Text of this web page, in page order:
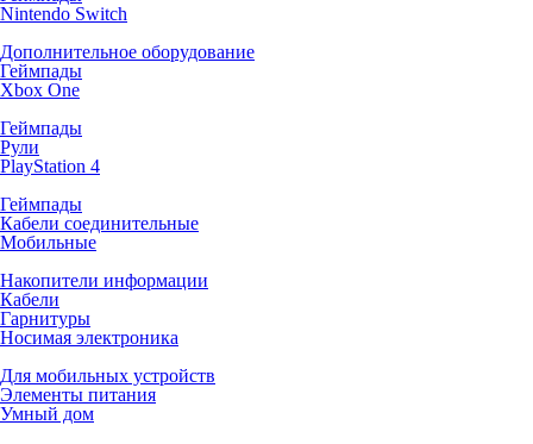
Nintendo Switch
Дополнительное оборудование
Геймпады
Xbox One
Геймпады
Рули
PlayStation 4
Геймпады
Кабели соединительные
Мобильные
Накопители информации
Кабели
Гарнитуры
Носимая электроника
Для мобильных устройств
Элементы питания
Умный дом